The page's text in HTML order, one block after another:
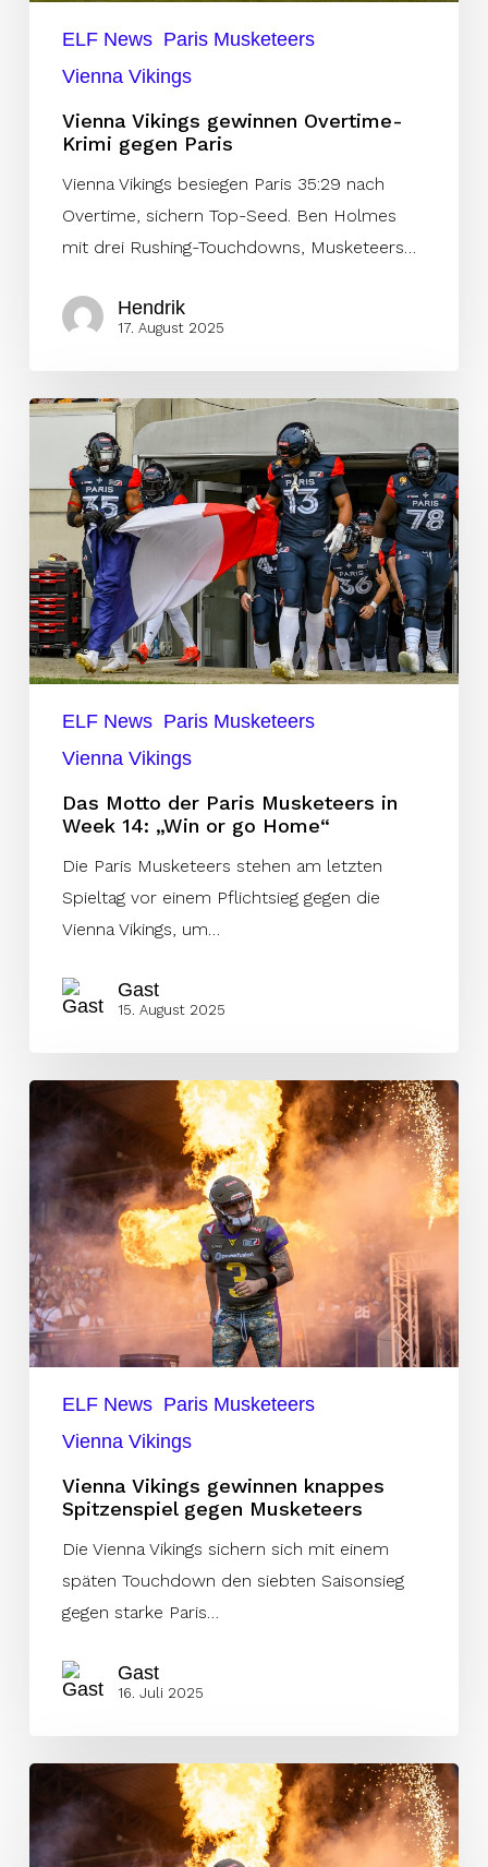
ELF News Paris Musketeers
Vienna Vikings
Vienna Vikings gewinnen Overtime-
Krimi gegen Paris
Vienna Vikings besiegen Paris 35:29 nach
Overtime, sichern Top-Seed. Ben Holmes
mit drei Rushing-Touchdowns, Musketeers…
Hendrik
17. August 2025
Das
Paris
Musketeers
in
Week
14:
„Win
Home“
ELF News Paris Musketeers
Vienna Vikings
Das Motto der Paris Musketeers in
Week 14: „Win or go Home“
Die Paris Musketeers stehen am letzten
Spieltag vor einem Pflichtsieg gegen die
Vienna Vikings, um…
Gast
15. August 2025
Vienna
Vikings
gewinnen
knappes
Spitzenspiel
gegen
Musketeers
ELF News Paris Musketeers
Vienna Vikings
Vienna Vikings gewinnen knappes
Spitzenspiel gegen Musketeers
Die Vienna Vikings sichern sich mit einem
späten Touchdown den siebten Saisonsieg
gegen starke Paris…
Gast
16. Juli 2025
Vienna
Vikings
eröffnen